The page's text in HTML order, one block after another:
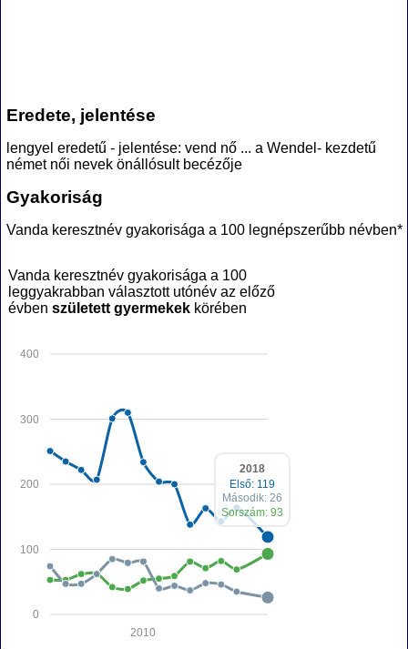
Eredete, jelentése
lengyel eredetű - jelentése: vend nő ... a Wendel- kezdetű
német női nevek önállósult becézője
Gyakoriság
Vanda keresztnév gyakorisága a 100 legnépszerűbb névben*
Vanda keresztnév gyakorisága a 100
leggyakrabban választott utónév az előző
évben született gyermekek körében
0
100
200
300
400
2010
2018
Első: 119
Második: 26
Sorszám: 93